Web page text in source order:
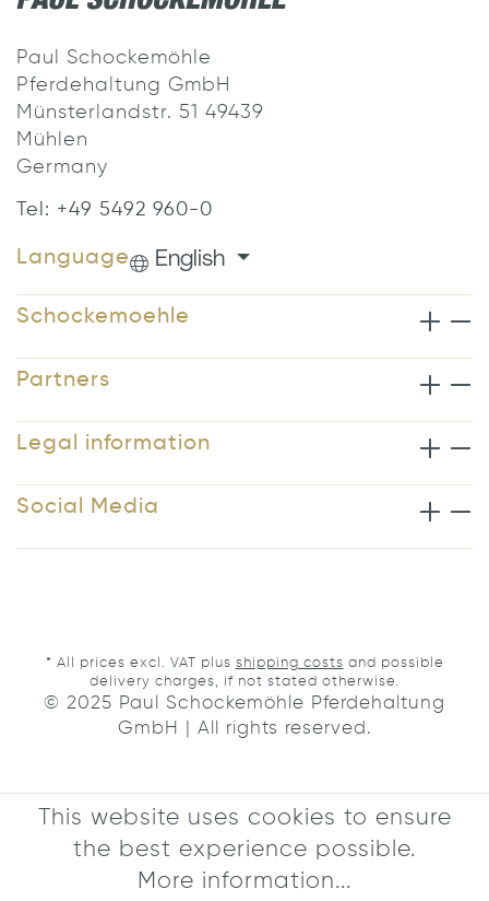
Paul Schockemöhle
Pferdehaltung GmbH
Münsterlandstr. 51 49439
Mühlen
Germany
Tel: +49 5492 960-0
Language English
Schockemoehle
Partners
Legal information
Social Media
* All prices excl. VAT plus shipping costs and possible
delivery charges, if not stated otherwise.
© 2025 Paul Schockemöhle Pferdehaltung
GmbH | All rights reserved.
This website uses cookies to ensure
the best experience possible.
More information...